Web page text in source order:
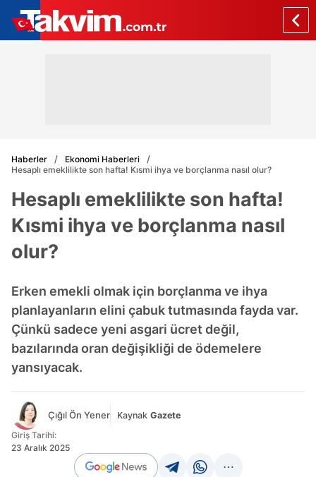
Haberler
Ekonomi Haberleri
Hesaplı emeklilikte son hafta! Kısmi ihya ve borçlanma nasıl olur?
Hesaplı emeklilikte son hafta!
Kısmi ihya ve borçlanma nasıl
olur?
Erken emekli olmak için borçlanma ve ihya
planlayanların elini çabuk tutmasında fayda var.
Çünkü sadece yeni asgari ücret değil,
bazılarında oran değişikliği de ödemelere
yansıyacak.
Çığıl Ön Yener Kaynak Gazete
Giriş Tarihi:
23 Aralık 2025